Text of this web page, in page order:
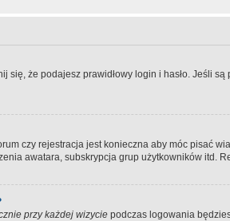
się, że podajesz prawidłowy login i hasło. Jeśli
czy rejestracja jest konieczna aby móc pisać
awatara, subskrypcja grup użytkowników itd.
przy każdej wizycie podczas logowania